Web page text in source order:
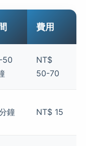
費用
50
NT$
50-70
鐘 NT$ 15